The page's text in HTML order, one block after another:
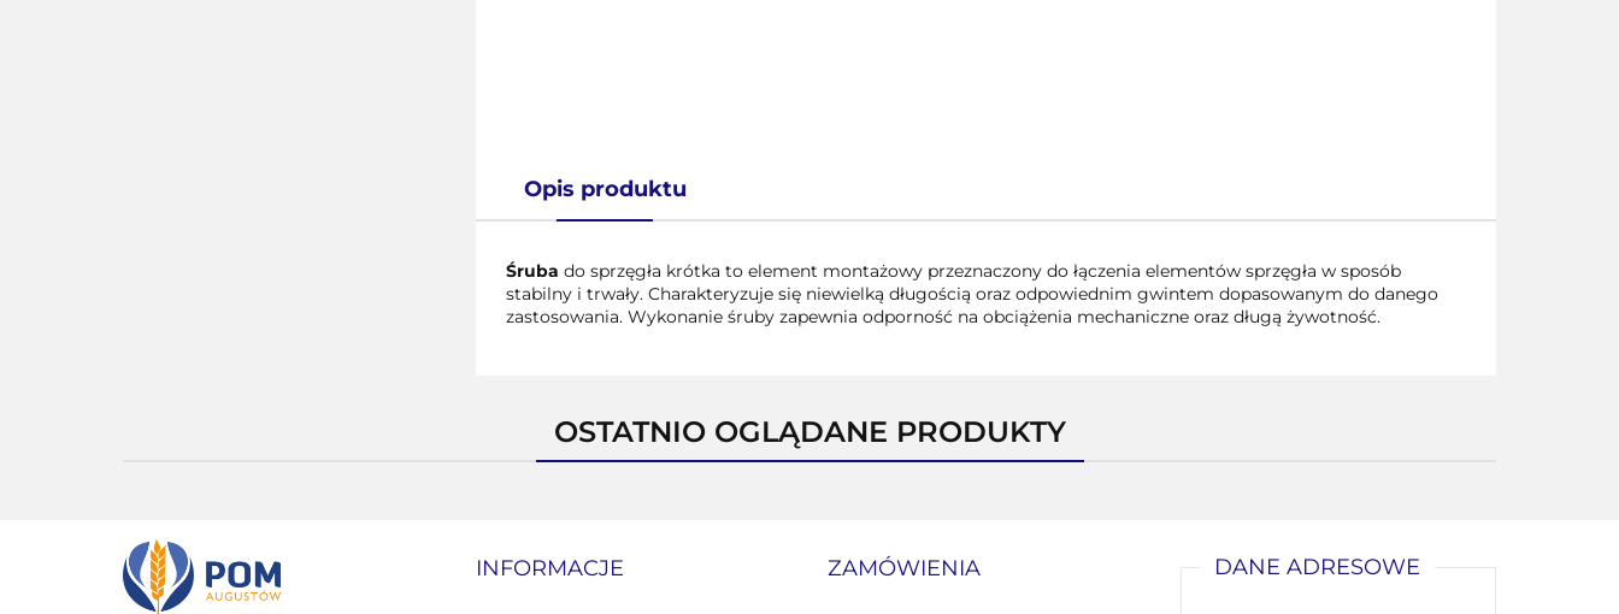
Opis produktu
Śruba do sprzęgła krótka to element montażowy przeznaczony do łączenia elementów sprzęgła w sposób
stabilny i trwały. Charakteryzuje się niewielką długością oraz odpowiednim gwintem dopasowanym do danego
zastosowania. Wykonanie śruby zapewnia odporność na obciążenia mechaniczne oraz długą żywotność.
OSTATNIO OGLĄDANE PRODUKTY
INFORMACJE ZAMÓWIENIA DANE ADRESOWE